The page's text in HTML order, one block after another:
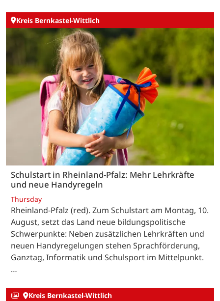
Kreis Bernkastel-Wittlich
Schulstart in Rheinland-Pfalz: Mehr Lehrkräfte
und neue Handyregeln
Thursday
Rheinland-Pfalz (red). Zum Schulstart am Montag, 10.
August, setzt das Land neue bildungspolitische
Schwerpunkte: Neben zusätzlichen Lehrkräften und
neuen Handyregelungen stehen Sprachförderung,
Ganztag, Informatik und Schulsport im Mittelpunkt.
…
Kreis Bernkastel-Wittlich